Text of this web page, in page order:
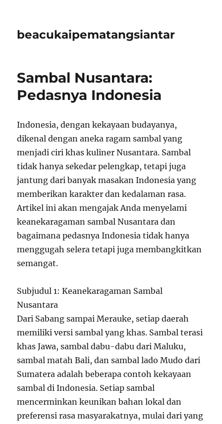
beacukaipematangsiantar
Sambal Nusantara:
Pedasnya Indonesia
Indonesia, dengan kekayaan budayanya,
dikenal dengan aneka ragam sambal yang
menjadi ciri khas kuliner Nusantara. Sambal
tidak hanya sekedar pelengkap, tetapi juga
jantung dari banyak masakan Indonesia yang
memberikan karakter dan kedalaman rasa.
Artikel ini akan mengajak Anda menyelami
keanekaragaman sambal Nusantara dan
bagaimana pedasnya Indonesia tidak hanya
menggugah selera tetapi juga membangkitkan
semangat.
Subjudul 1: Keanekaragaman Sambal
Nusantara
Dari Sabang sampai Merauke, setiap daerah
memiliki versi sambal yang khas. Sambal terasi
khas Jawa, sambal dabu-dabu dari Maluku,
sambal matah Bali, dan sambal lado Mudo dari
Sumatera adalah beberapa contoh kekayaan
sambal di Indonesia. Setiap sambal
mencerminkan keunikan bahan lokal dan
preferensi rasa masyarakatnya, mulai dari yang